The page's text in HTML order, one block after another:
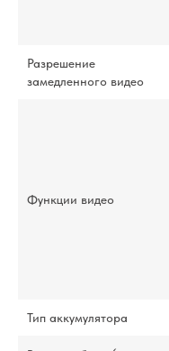
Разрешение
замедленного видео
Функции видео
Тип аккумулятора